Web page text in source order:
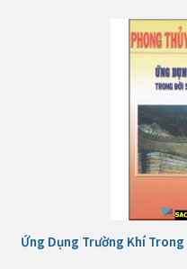
Ứng Dụng Trường Khí